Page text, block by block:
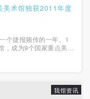
美术馆独获2011年度
个捷报频传的一年。1
，成为9个国家重点美术
报》策划报道的“最艺
北京十大艺术场馆。 7
我馆资讯